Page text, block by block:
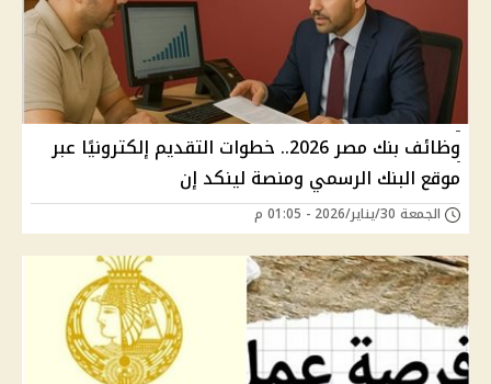
وظائف بنك مصر 2026.. خطوات التقديم إلكترونيًا عبر
موقع البنك الرسمي ومنصة لينكد إن
الجمعة 30/يناير/2026 - 01:05 م